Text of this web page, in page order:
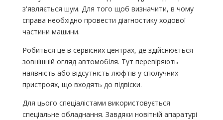
з'являється шум. Для того щоб визначити, в чому
справа необхідно провести діагностику ходової
частини машини.
Робиться це в сервісних центрах, де здійснюється
зовнішній огляд автомобіля. Тут перевіряють
наявність або відсутність люфтів у сполучних
пристроях, що входять до підвіски.
Для цього спеціалістами використовується
спеціальне обладнання. Завдяки новітній апаратурі